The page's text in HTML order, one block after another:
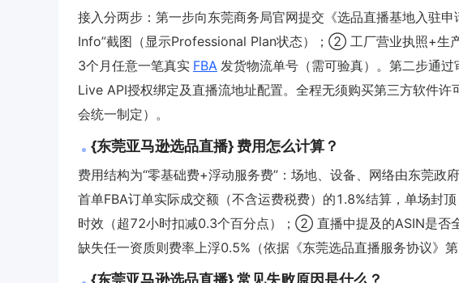
接入分两步：第一步向东莞商务局官网提交《选品直播基地入驻
Info”截图（显示Professional Plan状态）；② 工厂营业执照+
3个月任意一笔真实 FBA 发货物流单号（需可验真）。第二步通
Live API授权绑定及直播流地址配置。全程无须购买第三方软件
会统一制定）。
{东莞亚马逊选品直播} 费用怎么计算？
费用结构为“零基础费+浮动服务费”：场地、设备、网络由东莞
首单FBA订单实际成交额（不含运费税费）的1.8%结算，单场
时效（超72小时扣减0.3个百分点）；② 直播中提及的ASIN是否
缺失任一资质则费率上浮0.5%（依据《东莞选品直播服务协议》第
{东莞亚马逊选品直播} 常见失败原因是什么？